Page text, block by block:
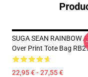
SUGA SEAN RAINBOW
Over Print Tote Bag
22,95 € - 27,55 €